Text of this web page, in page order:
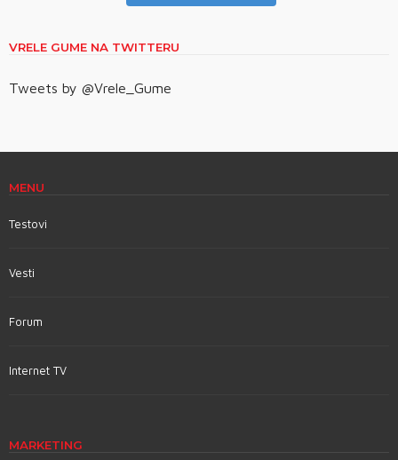
VRELE GUME NA TWITTERU
Tweets by @Vrele_Gume
MENU
Testovi
Vesti
Forum
Internet TV
MARKETING